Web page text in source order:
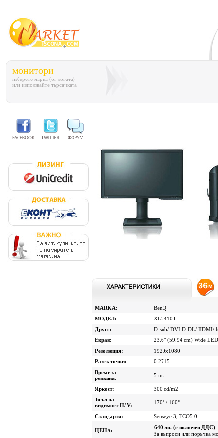
монитори
изберете марка (от логата)
или използвайте търсачката
MARKA:
BenQ
МОДЕЛ:
XL2410T
Друго:
D-sub/ DVI-D-DL/ HDMI/
Eкран:
23.6" (59.94 cm) Wide LED
Резолюция:
1920x1080
Разст. точки:
0.2715
Време за
реакция:
5 ms
Яркост:
300 cd/m2
Ъгъл на
видимост H/ V:
170° / 160°
Стандарти: Senseye 3, TCO5.0
ЦЕНА:
640 лв. (с включен ДДС)
За въпроси или поръчка